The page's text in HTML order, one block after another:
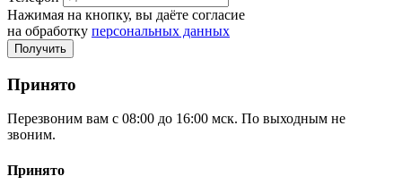
Нажимая на кнопку, вы даёте согласие
на обработку персональных данных
Принято
Перезвоним вам с 08:00 до 16:00 мск. По выходным не
звоним.
Принято